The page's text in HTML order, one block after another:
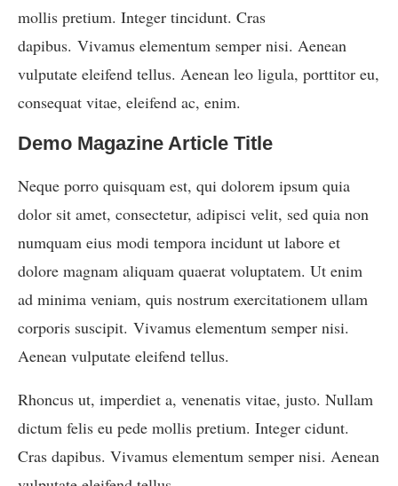
mollis pretium. Integer tincidunt. Cras
dapibus. Vivamus elementum semper nisi. Aenean
vulputate eleifend tellus. Aenean leo ligula, porttitor eu,
consequat vitae, eleifend ac, enim.
Demo Magazine Article Title
Neque porro quisquam est, qui dolorem ipsum quia
dolor sit amet, consectetur, adipisci velit, sed quia non
numquam eius modi tempora incidunt ut labore et
dolore magnam aliquam quaerat voluptatem. Ut enim
ad minima veniam, quis nostrum exercitationem ullam
corporis suscipit. Vivamus elementum semper nisi.
Aenean vulputate eleifend tellus.
Rhoncus ut, imperdiet a, venenatis vitae, justo. Nullam
dictum felis eu pede mollis pretium. Integer cidunt.
Cras dapibus. Vivamus elementum semper nisi. Aenean